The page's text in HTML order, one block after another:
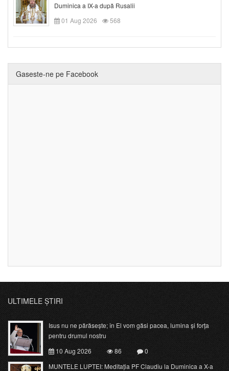
Duminica a IX-a după Rusalii
01 Aug 2026
568
Gaseste-ne pe Facebook
ULTIMELE ȘTIRI
Isus nu ne părăsește; în El vom găsi pacea, lumina și forța
pentru drumul nostru
10 Aug 2026
86
0
MUNTELE LUPTEI: Meditația PF Claudiu la Duminica a X-a